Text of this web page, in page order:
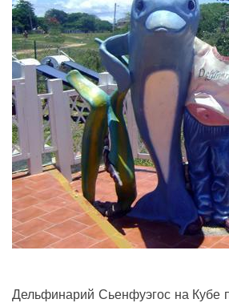
Дельфинарий Сьенфуэгос на Кубе